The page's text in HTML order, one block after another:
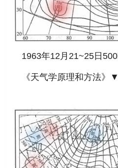
1963年12月21~25日
《天气学原理和方法》▼